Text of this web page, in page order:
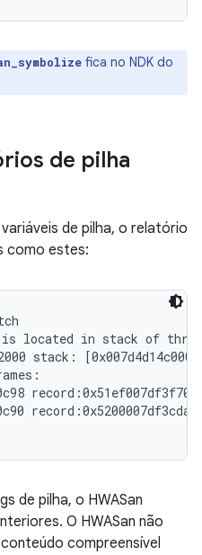
fica no NDK do
de pilha
de pilha, o relatório
como estes:
is located in stack of
stack:
de pilha, o HWASan
O HWASan não
compreensível